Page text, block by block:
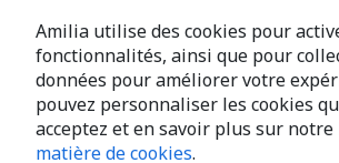
Amilia utilise des cookies pour
fonctionnalités, ainsi que pour
données pour améliorer votre
pouvez personnaliser les cookies
acceptez et en savoir plus sur notre
matière de cookies.